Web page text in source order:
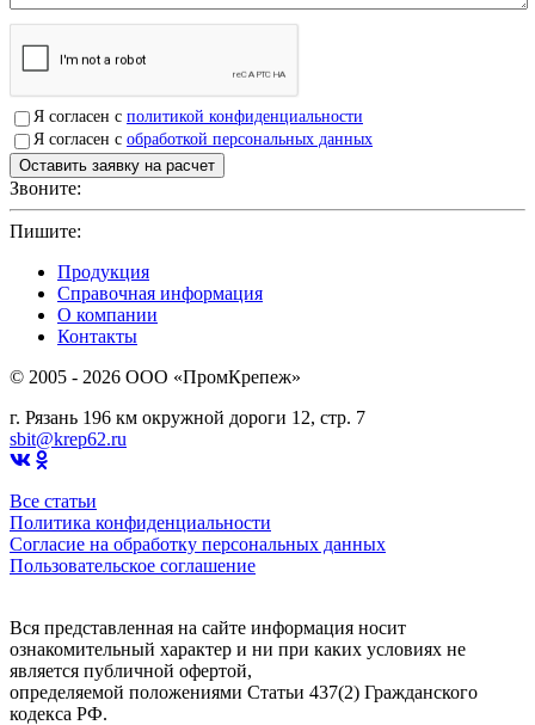
Я согласен с политикой конфиденциальности
Я согласен с обработкой персональных данных
Звоните:
Пишите:
Продукция
Справочная информация
О компании
Контакты
© 2005 - 2026 OOO «ПромКрепеж»
г. Рязань 196 км окружной дороги 12, стр. 7
sbit@krep62.ru
Все статьи
Политика конфиденциальности
Согласие на обработку персональных данных
Пользовательское соглашение
Вся представленная на сайте информация носит
ознакомительный характер и ни при каких условиях не
является публичной офертой,
определяемой положениями Статьи 437(2) Гражданского
кодекса РФ.